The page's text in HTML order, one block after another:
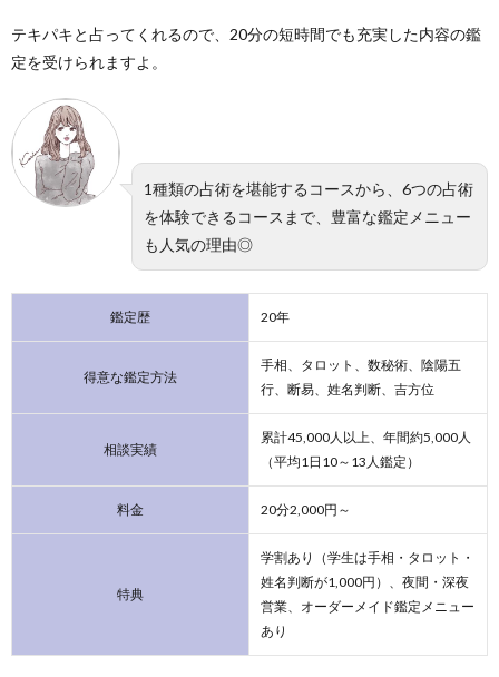
テキパキと占ってくれるので、20分の短時間でも充実した内容の鑑
定を受けられますよ。
1種類の占術を堪能するコースから、6つの占術
を体験できるコースまで、豊富な鑑定メニュー
も人気の理由◎
鑑定歴 20年
得意な鑑定方法
手相、タロット、数秘術、陰陽五
行、断易、姓名判断、吉方位
相談実績
累計45,000人以上、年間約5,000人
（平均1日10～13人鑑定）
料金 20分2,000円～
特典
学割あり（学生は手相・タロット・
姓名判断が1,000円）、夜間・深夜
営業、オーダーメイド鑑定メニュー
あり